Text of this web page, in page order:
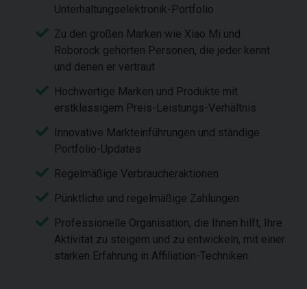
Unterhaltungselektronik-Portfolio
Zu den großen Marken wie Xiao Mi und
Roborock gehörten Personen, die jeder kennt
und denen er vertraut
Hochwertige Marken und Produkte mit
erstklassigem Preis-Leistungs-Verhältnis
Innovative Markteinführungen und ständige
Portfolio-Updates
Regelmäßige Verbraucheraktionen
Pünktliche und regelmäßige Zahlungen
Professionelle Organisation, die Ihnen hilft, Ihre
Aktivität zu steigern und zu entwickeln, mit einer
starken Erfahrung in Affiliation-Techniken